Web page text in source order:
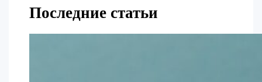
Последние статьи